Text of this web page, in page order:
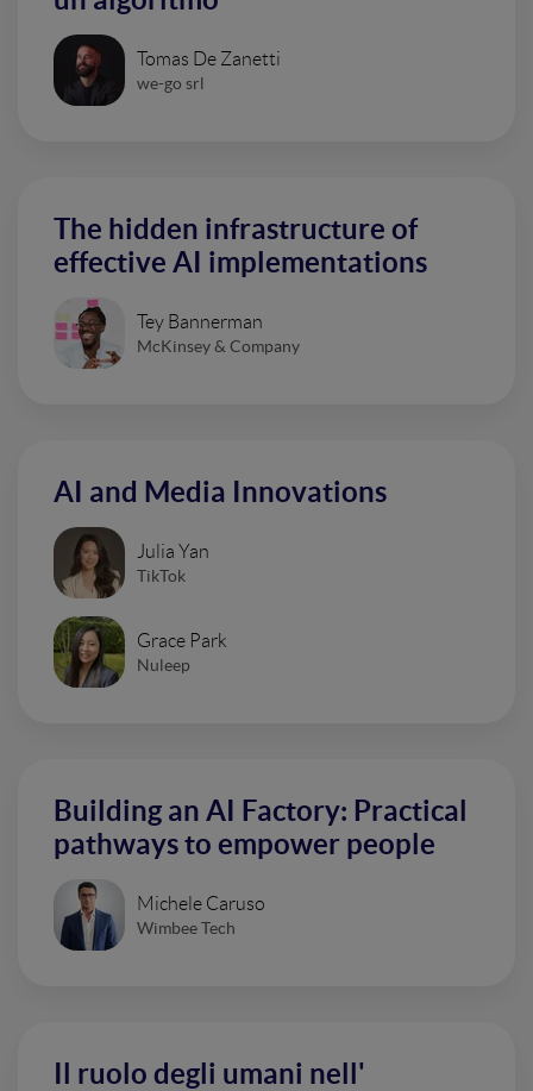
Tomas De Zanetti
we-go srl
The hidden infrastructure of
effective AI implementations
Tey Bannerman
McKinsey & Company
AI and Media Innovations
Julia Yan
TikTok
Grace Park
Nuleep
Building an AI Factory: Practical
pathways to empower people
Michele Caruso
Wimbee Tech
Il ruolo degli umani nell'